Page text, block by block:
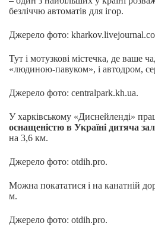
безліччю автоматів для ігор.
Джерело фото:
Тут і мотузкові містечка, де ваше
«людиною-павуком», і автодром,
Джерело фото: centralpark.kh.ua.
У харківському «Диснейленді»
оснащеністю в Україні дитяча
на 3,6 км.
Джерело фото: otdih.pro.
Можна покататися і на канатній
м.
Джерело фото: otdih.pro.